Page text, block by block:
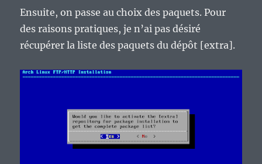
Ensuite, on passe au choix des paquets. Pour
des raisons pratiques, je n’ai pas désiré
récupérer la liste des paquets du dépôt [extra].